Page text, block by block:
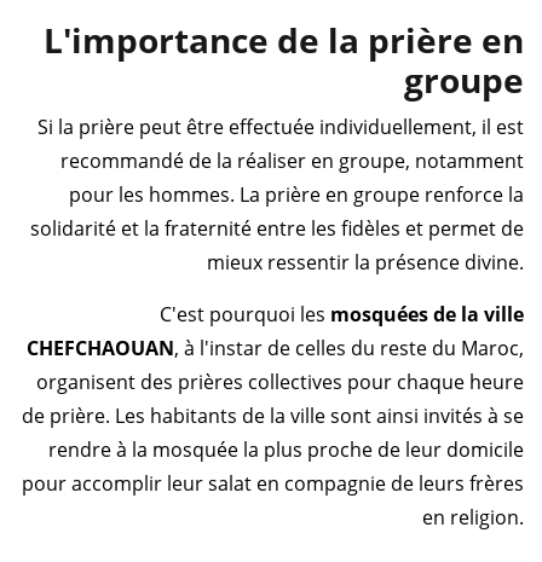
L'importance de la prière en
groupe
Si la prière peut être effectuée individuellement, il est
recommandé de la réaliser en groupe, notamment
pour les hommes. La prière en groupe renforce la
solidarité et la fraternité entre les fidèles et permet de
mieux ressentir la présence divine.
C'est pourquoi les mosquées de la ville
CHEFCHAOUAN, à l'instar de celles du reste du Maroc,
organisent des prières collectives pour chaque heure
de prière. Les habitants de la ville sont ainsi invités à se
rendre à la mosquée la plus proche de leur domicile
pour accomplir leur salat en compagnie de leurs frères
en religion.